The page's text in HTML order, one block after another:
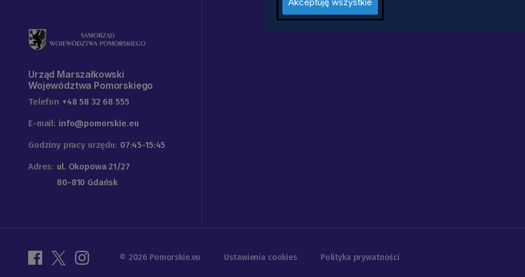
Urząd Marszałkowski
Województwa Pomorskiego
Telefon +48 58 32 68 555
E-mail: info@pomorskie.eu
Godziny pracy urzędu: 07:45-15:45
Adres: ul. Okopowa 21/27
80-810 Gdańsk
© 2026 Pomorskie.eu Ustawienia cookies Polityka prywatności
Akceptuję wszystkie